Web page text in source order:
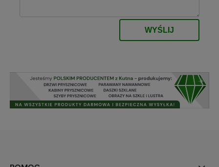
WYŚLIJ